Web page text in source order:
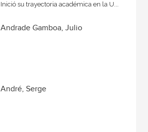
Inició su trayectoria académica en la U...
Andrade Gamboa, Julio
André, Serge